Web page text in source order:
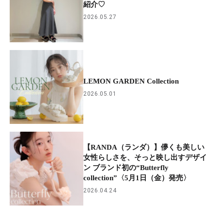
紹介‪♡
2026.05.27
LEMON GARDEN Collection
2026.05.01
【RANDA（ランダ）】儚くも美しい
女性らしさを、そっと映し出すデザイ
ン ブランド初の“Butterfly
collection”〈5月1日（金）発売〉
2026.04.24